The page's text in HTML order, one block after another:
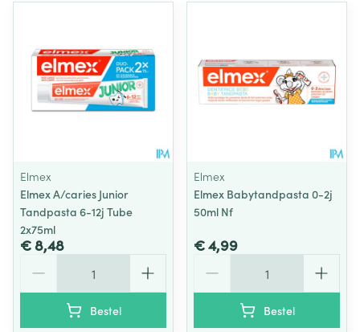
Elmex
Elmex A/caries Junior
Tandpasta 6-12j Tube
2x75ml
€ 8,48
Bestel
Elmex
Elmex Babytandpasta 0-2j
50ml Nf
€ 4,99
Bestel